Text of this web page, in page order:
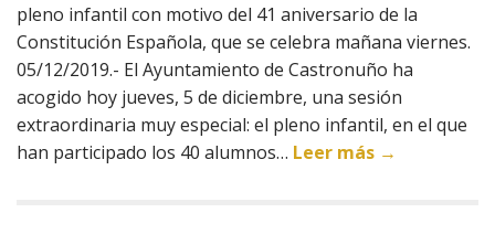
pleno infantil con motivo del 41 aniversario de la
Constitución Española, que se celebra mañana viernes.
05/12/2019.- El Ayuntamiento de Castronuño ha
acogido hoy jueves, 5 de diciembre, una sesión
extraordinaria muy especial: el pleno infantil, en el que
han participado los 40 alumnos… Leer más →